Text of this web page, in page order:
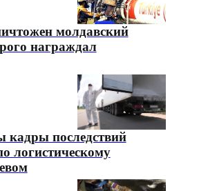
молдавский
награждал
кадры последствий
логистическому